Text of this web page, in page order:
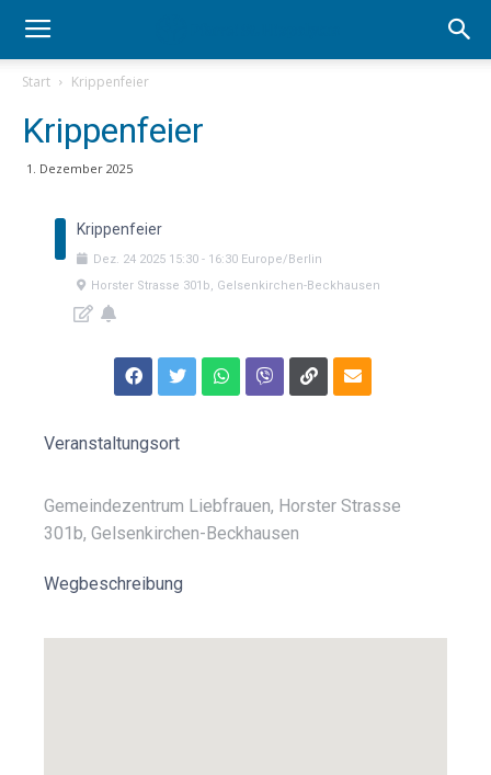
Start Krippenfeier
Krippenfeier
1. Dezember 2025
Krippenfeier
Dez. 24 2025 15:30 - 16:30 Europe/Berlin
Horster Strasse 301b, Gelsenkirchen-Beckhausen
Veranstaltungsort
Gemeindezentrum Liebfrauen, Horster Strasse
301b, Gelsenkirchen-Beckhausen
Wegbeschreibung